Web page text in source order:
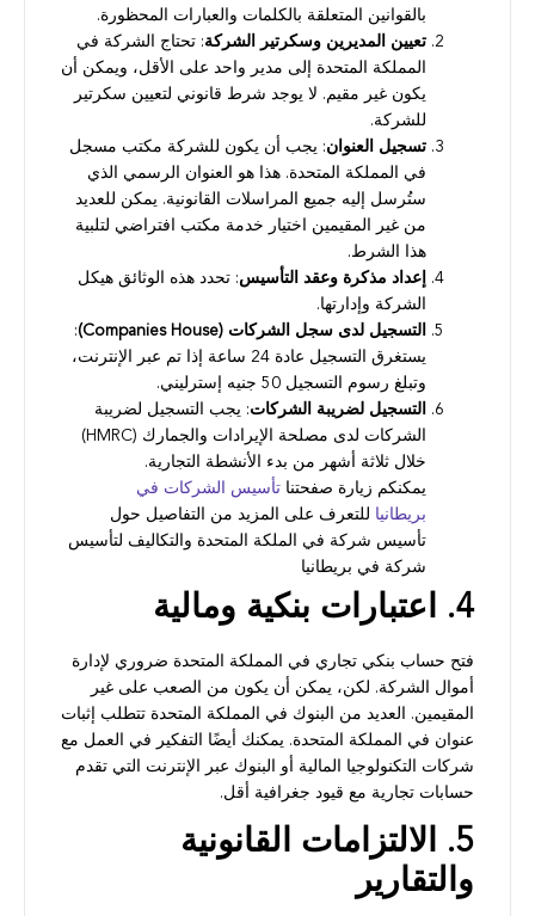
بالقوانين المتعلقة بالكلمات والعبارات المحظورة.
تعيين المديرين وسكرتير الشركة: تحتاج الشركة في
المملكة المتحدة إلى مدير واحد على الأقل، ويمكن أن
يكون غير مقيم. لا يوجد شرط قانوني لتعيين سكرتير
للشركة.
تسجيل العنوان: يجب أن يكون للشركة مكتب مسجل
في المملكة المتحدة. هذا هو العنوان الرسمي الذي
ستُرسل إليه جميع المراسلات القانونية. يمكن للعديد
من غير المقيمين اختيار خدمة مكتب افتراضي لتلبية
هذا الشرط.
إعداد مذكرة وعقد التأسيس: تحدد هذه الوثائق هيكل
الشركة وإدارتها.
التسجيل لدى سجل الشركات (Companies House)
:
يستغرق التسجيل عادة 24 ساعة إذا تم عبر الإنترنت،
وتبلغ رسوم التسجيل 50 جنيه إسترليني.
التسجيل لضريبة الشركات: يجب التسجيل لضريبة
الشركات لدى مصلحة الإيرادات والجمارك (HMRC)
خلال ثلاثة أشهر من بدء الأنشطة التجارية.
يمكنكم زيارة صفحتنا تأسيس الشركات في
بريطانيا للتعرف على المزيد من التفاصيل حول
تأسيس شركة في الملكة المتحدة والتكاليف لتأسيس
شركة في بريطانيا
4. اعتبارات بنكية ومالية
فتح حساب بنكي تجاري في المملكة المتحدة ضروري لإدارة
أموال الشركة. لكن، يمكن أن يكون من الصعب على غير
المقيمين. العديد من البنوك في المملكة المتحدة تتطلب إثبات
عنوان في المملكة المتحدة. يمكنك أيضًا التفكير في العمل مع
شركات التكنولوجيا المالية أو البنوك عبر الإنترنت التي تقدم
حسابات تجارية مع قيود جغرافية أقل.
5. الالتزامات القانونية
والتقارير